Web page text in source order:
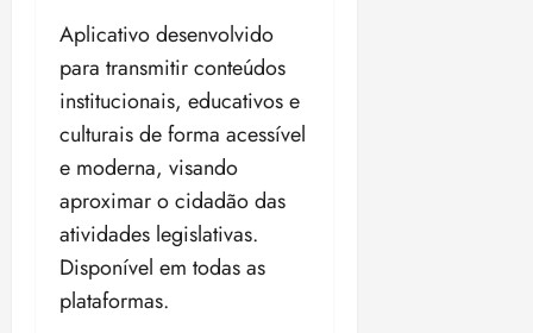
Aplicativo desenvolvido
para transmitir conteúdos
institucionais, educativos e
culturais de forma acessível
e moderna, visando
aproximar o cidadão das
atividades legislativas.
Disponível em todas as
plataformas.